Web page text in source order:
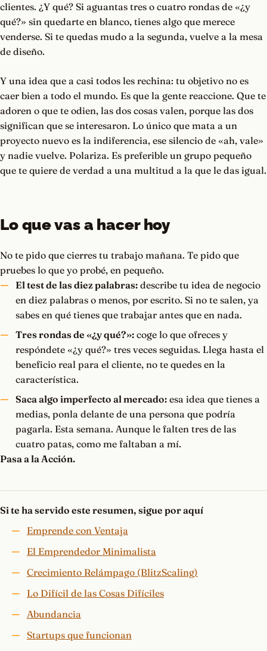
clientes. ¿Y qué? Si aguantas tres o cuatro rondas de «¿y
qué?» sin quedarte en blanco, tienes algo que merece
venderse. Si te quedas mudo a la segunda, vuelve a la mesa
de diseño.
Y una idea que a casi todos les rechina: tu objetivo no es
caer bien a todo el mundo. Es que la gente reaccione. Que te
adoren o que te odien, las dos cosas valen, porque las dos
significan que se interesaron. Lo único que mata a un
proyecto nuevo es la indiferencia, ese silencio de «ah, vale»
y nadie vuelve. Polariza. Es preferible un grupo pequeño
que te quiere de verdad a una multitud a la que le das igual.
Lo que vas a hacer hoy
No te pido que cierres tu trabajo mañana. Te pido que
pruebes lo que yo probé, en pequeño.
El test de las diez palabras:describe tu idea de negocio
en diez palabras o menos, por escrito. Si no te salen, ya
sabes en qué tienes que trabajar antes que en nada.
Tres rondas de «¿y qué?»:coge lo que ofreces y
respóndete «¿y qué?» tres veces seguidas. Llega hasta el
beneficio real para el cliente, no te quedes en la
característica.
Saca algo imperfecto al mercado:esa idea que tienes a
medias, ponla delante de una persona que podría
pagarla. Esta semana. Aunque le falten tres de las
cuatro patas, como me faltaban a mí.
Pasa a la Acción.
Si te ha servido este resumen, sigue por aquí
Emprende con Ventaja
El Emprendedor Minimalista
Crecimiento Relámpago (BlitzScaling)
Lo Difícil de las Cosas Difíciles
Abundancia
Startups que funcionan